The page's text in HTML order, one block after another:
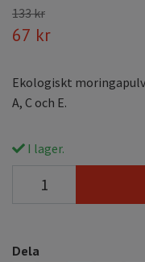
133 kr
67 kr
Ekologiskt
A, C och E.
I lager.
Dela